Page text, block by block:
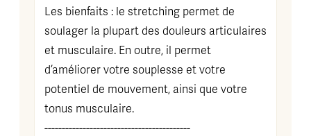
Les bienfaits : le stretching permet de
soulager la plupart des douleurs articulaires
et musculaire. En outre, il permet
d’améliorer votre souplesse et votre
potentiel de mouvement, ainsi que votre
tonus musculaire.
------------------------------------------